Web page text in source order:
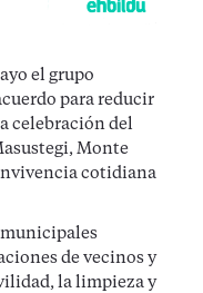
el grupo
para reducir
celebración del
Monte
cotidiana
municipales
de vecinos y
la limpieza y